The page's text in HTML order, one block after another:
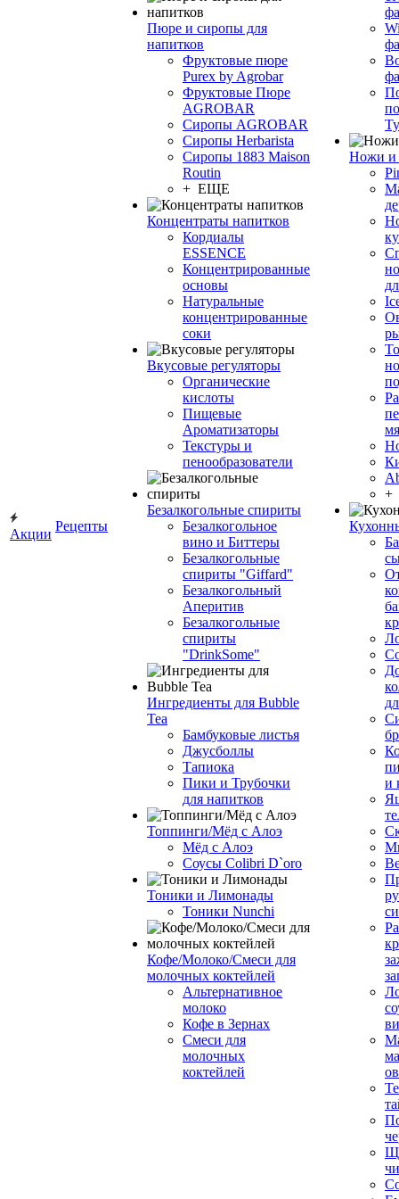
Акции
Рецепты
Пюре и сиропы для
напитков
Фруктовые пюре
Purex by Agrobar
Фруктовые Пюре
AGROBAR
Сиропы AGROBAR
Сиропы Herbarista
Сиропы 1883 Maison
Routin
+ ЕЩЕ
Концентраты напитков
Кордиалы
ESSENCE
Концентрированные
основы
Натуральные
концентрированные
соки
Вкусовые регуляторы
Органические
кислоты
Пищевые
Ароматизаторы
Текстуры и
пенообразователи
Безалкогольные спириты
Безалкогольное
вино и Биттеры
Безалкогольные
спириты "Giffard"
Безалкогольный
Аперитив
Безалкогольные
спириты
"DrinkSome"
Ингредиенты для Bubble
Tea
Бамбуковые листья
Джусболлы
Тапиока
Пики и Трубочки
для напитков
Топпинги/Мёд с Алоэ
Мёд с Алоэ
Соусы Colibri D`oro
Тоники и Лимонады
Тоники Nunchi
Кофе/Молоко/Смеси для
молочных коктейлей
Альтернативное
молоко
Кофе в Зернах
Смеси для
молочных
коктейлей
Ножи и
+
и